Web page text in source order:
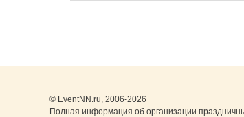
© EventNN.ru, 2006-2026
Полная информация об организации